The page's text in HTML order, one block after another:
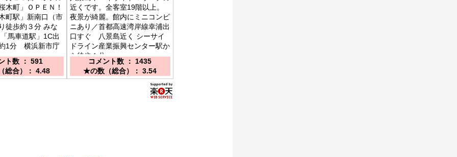
木町」ＯＰＥＮ！
町駅」新南口（市
徒歩約３分 みな
馬車道駅」1C出
1分 横浜新市庁
ト数 ： 591
総合）： 4.48
近くです。全客室19階以上。
夜景が綺麗。館内にミニコンビ
ニあり／首都高速湾岸線幸浦出
口すぐ 八景島近く シーサイ
ドライン産業振興センター駅か
ら徒歩１分
コメント数 ： 1435
★の数（総合）： 3.54